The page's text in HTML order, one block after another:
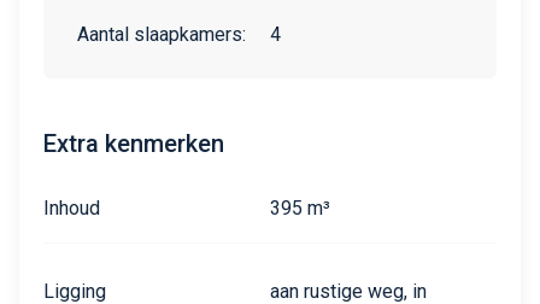
Aantal slaapkamers: 4
Extra kenmerken
Inhoud 395 m³
Ligging
aan rustige weg, in